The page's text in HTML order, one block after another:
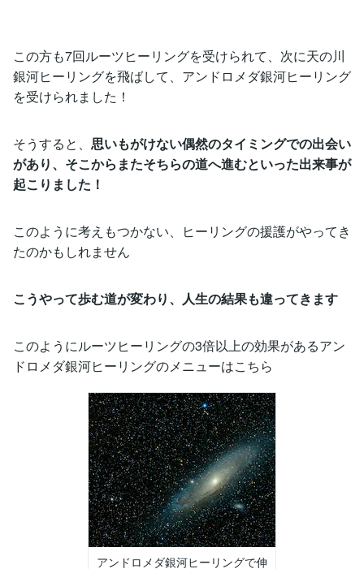
この方も7回ルーツヒーリングを受けられて、次に天の川
銀河ヒーリングを飛ばして、アンドロメダ銀河ヒーリング
を受けられました！
そうすると、 思いもがけない偶然のタイミングでの出会い
があり、そこからまたそちらの道へ進むといった出来事が
起こりました！
このように考えもつかない、ヒーリングの援護がやってき
たのかもしれません
こうやって歩む道が変わり、人生の結果も違ってきます
このようにルーツヒーリングの3倍以上の効果があるアン
ドロメダ銀河ヒーリングのメニューはこちら
アンドロメダ銀河ヒーリングで伸